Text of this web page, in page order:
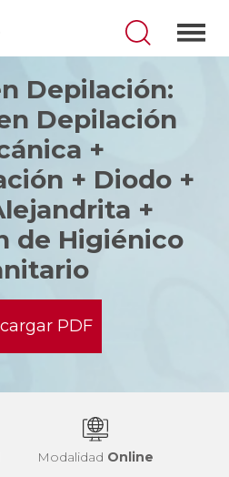
Depilación:
Depilación
+
+ Diodo +
+
de Higiénico
PDF
Modalidad Online